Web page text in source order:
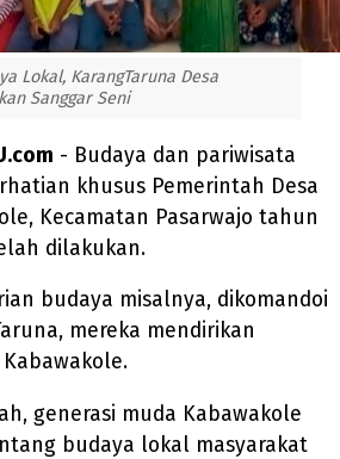
Lokal, KarangTaruna Desa
Sanggar Seni
- Budaya dan pariwisata
khusus Pemerintah Desa
Kecamatan Pasarwajo tahun
dilakukan.
budaya misalnya, dikomandoi
mereka mendirikan
generasi muda Kabawakole
budaya lokal masyarakat